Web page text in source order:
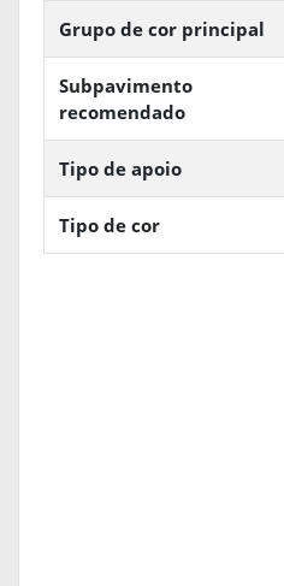
Grupo de cor principal
Subpavimento
recomendado
Tipo de apoio
Tipo de cor